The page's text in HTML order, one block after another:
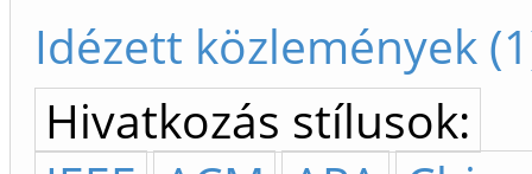
Idézett közlemények
Hivatkozás stílusok: